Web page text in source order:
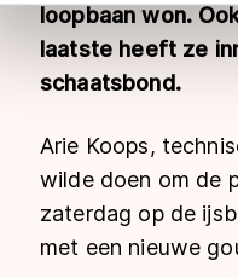
Meer informatie vindt u in
loopbaan won.
laatste heeft ze
schaatsbond.
Arie Koops,
wilde doen om de
zaterdag op de
met een nieuwe